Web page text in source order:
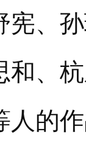
宪、
和、
人的